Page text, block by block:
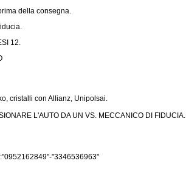
della consegna.
12.
cristalli con Allianz, Unipolsai.
L'AUTO DA UN VS. MECCANICO DI FIDUCIA.
"3346536963"